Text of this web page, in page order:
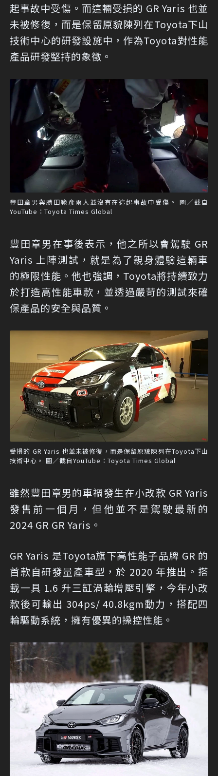
起事故中受傷。而這輛受損的 GR Yaris 也並
未被修復，而是保留原貌陳列在Toyota下山
技術中心的研發設施中，作為Toyota對性能
產品研發堅持的象徵。
豐田章男與勝田範彥兩人並沒有在這起事故中受傷。 圖／截自
YouTube：Toyota Times Global
豐田章男在事後表示，他之所以會駕駛 GR
Yaris 上陣測試，就是為了親身體驗這輛車
的極限性能。他也強調，Toyota將持續致力
於打造高性能車款，並透過嚴苛的測試來確
保產品的安全與品質。
受損的 GR Yaris 也並未被修復，而是保留原貌陳列在Toyota下山
技術中心。 圖／截自YouTube：Toyota Times Global
雖然豐田章男的車禍發生在小改款 GR Yaris
發售前一個月，但他並不是駕駛最新的
2024 GR GR Yaris。
GR Yaris 是Toyota旗下高性能子品牌 GR 的
首款自研發量產車型，於 2020 年推出。搭
載一具 1.6 升三缸渦輪增壓引擎，今年小改
款後可輸出 304ps/ 40.8kgm動力，搭配四
輪驅動系統，擁有優異的操控性能。